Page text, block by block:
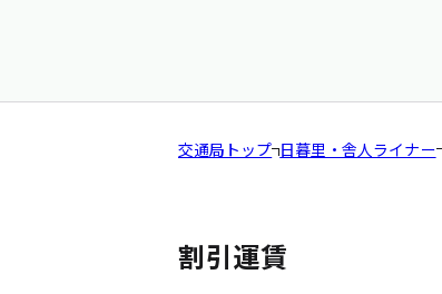
交通局トップ 日暮里・舎人ライナー
割引運賃